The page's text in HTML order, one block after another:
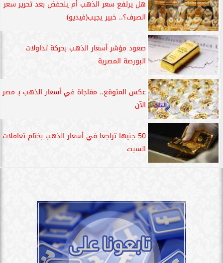
هل يرتفع سعر الذهب أم ينحفض بعد تحرير سعر
الصرف؟.. خبير يجيب(فيديو)
صعود مؤشر أسعار الذهب بحركة تداولات
البورصة المصرية
عكس المتوقع.. مفاجاة في أسعار الذهب بـ مصر
الآن
50 جنيها تراجعا في أسعار الذهب بختام تعاملات
السبت